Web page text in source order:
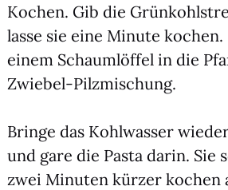
Kochen. Gib die
las­se sie eine Minu­te
einem Schaum­löf­fel in die
Zwie­bel-Pilz­mi­schung.
Brin­ge das Kohl­was­ser
und gare die Pas­ta dar­in. Sie
zwei Minu­ten kür­zer kochen